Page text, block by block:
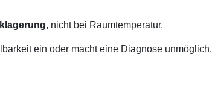
, nicht bei Raumtemperatur.
ein oder macht eine Diagnose unmöglich.